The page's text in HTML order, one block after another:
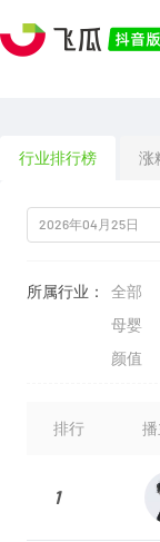
行业排行榜 涨
所属行业： 全部
母婴
颜值
排行
1